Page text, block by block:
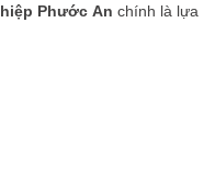
Phước An chính là lựa